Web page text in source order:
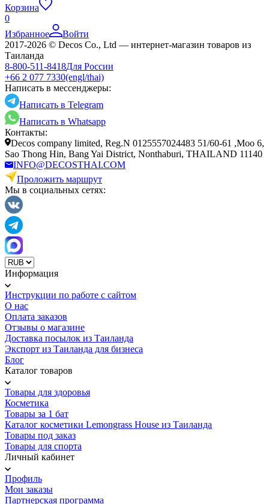
Корзина
0
Избранное
Войти
2017-2026 © Decos Co., Ltd — интернет-магазин товаров из
Таиланда
8-800-511-8418Для России
+66 2 077 7330(engl/thai)
Написать в мессенджеры:
Написать в Telegram
Написать в Whatsapp
Контакты:
Decos company limited, Reg.N 0125557024483 51/60-61 ,Moo 6,
Sao Thong Hin, Bang Yai District, Nonthaburi, THAILAND 11140
INFO@DECOSTHAI.COM
Проложить маршрут
Мы в социальных сетях:
Информация
Инструкции по работе с сайтом
О нас
Оплата заказов
Отзывы о магазине
Доставка посылок из Таиланда
Экспорт из Таиланда для бизнеса
Блог
Каталог товаров
Товары для здоровья
Косметика
Товары за 1 бат
Каталог косметики Lemongrass House из Таиланда
Товары под заказ
Товары для спорта
Личный кабинет
Профиль
Мои заказы
Партнерская программа